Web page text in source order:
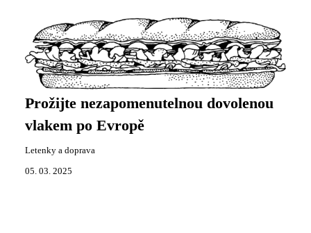
Prožijte nezapomenutelnou dovolenou
vlakem po Evropě
Letenky a doprava
05. 03. 2025